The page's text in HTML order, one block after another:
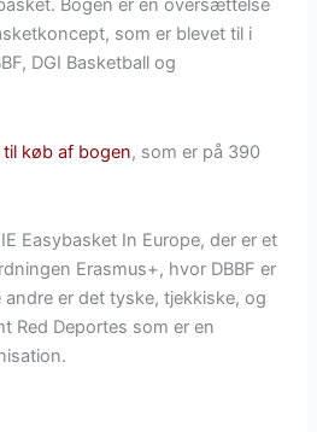
Bogen er en oversættelse
som er blevet til i
DGI Basketball og
køb af bogen, som er på 390
Easybasket In Europe, der er et
Erasmus+, hvor DBBF er
andre er det tyske, tjekkiske, og
Red Deportes som er en